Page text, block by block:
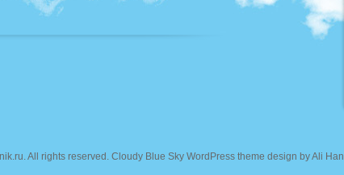
. All rights reserved. Cloudy Blue Sky WordPress theme design byAli Han